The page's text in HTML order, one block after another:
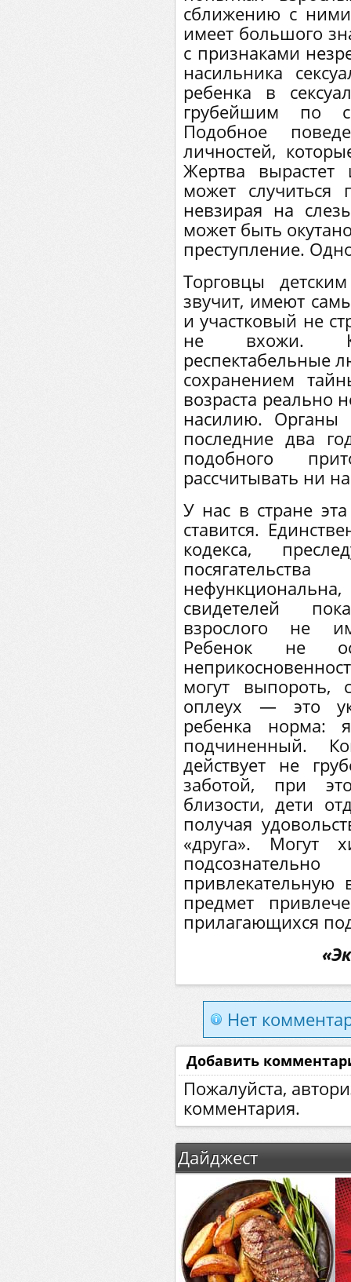
сближению с
имеет большого
с признаками
насильника
ребенка в
грубейшим по
Подобное
личностей,
Жертва
может случиться
невзирая на
может быть
преступление.
Торговцы
звучит, имеют
и участковый не
не вхожи.
респектабельные
сохранением
возраста реально
насилию. Органы
последние два
подобного
рассчитывать ни
У нас в стране
ставится.
кодекса,
свидетелей
взрослого не
Ребенок не
могут выпороть,
оплеух — это
ребенка
подчиненный.
действует не
заботой, при
близости, дети
получая
«друга». Могут
привлекательную
предмет
прилагающихся
Нет
Добавить
Пожалуйста,
комментария.
Дайджест